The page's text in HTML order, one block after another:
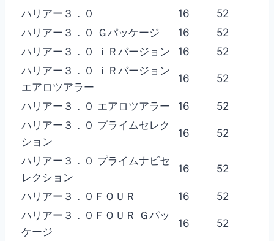
ハリアー３．０ 16
52
ハリアー３．０ Ｇパッケージ
16
52
ハリアー３．０ ｉＲバージョン
16
52
ハリアー３．０ ｉＲバージョン
エアロツアラー
16 52
ハリアー３．０ エアロツアラー 16
52
ハリアー３．０ プライムセレク
ション
16 52
ハリアー３．０ プライムナビセ
レクション
16 52
ハリアー３．０ＦＯＵＲ 16
52
ハリアー３．０ＦＯＵＲ Ｇパッ
ケージ
16 52